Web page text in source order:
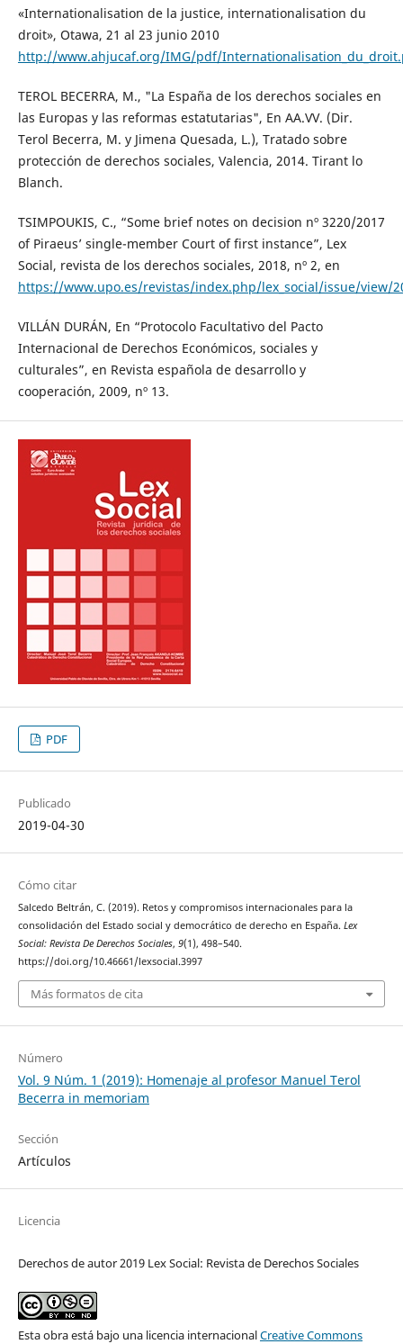
«Internationalisation de la justice, internationalisation du
droit», Otawa, 21 al 23 junio 2010
http://www.ahjucaf.org/IMG/pdf/
TEROL BECERRA, M., "La España de los derechos sociales en
las Europas y las reformas estatutarias", En AA.VV. (Dir.
Terol Becerra, M. y Jimena Quesada, L.), Tratado sobre
protección de derechos sociales, Valencia, 2014. Tirant lo
Blanch.
TSIMPOUKIS, C., “Some brief notes on decision nº 3220/2017
of Piraeus’ single-member Court of first instance”, Lex
Social, revista de los derechos sociales, 2018, nº 2, en
https://www.upo.es/revistas/index.php/lex_social/issue/view/
VILLÁN DURÁN, En “Protocolo Facultativo del Pacto
Internacional de Derechos Económicos, sociales y
culturales”, en Revista española de desarrollo y
cooperación, 2009, nº 13.
PDF
Publicado
2019-04-30
Cómo citar
Salcedo Beltrán, C. (2019). Retos y compromisos internacionales para la
consolidación del Estado social y democrático de derecho en España. Lex
Social: Revista De Derechos Sociales, 9(1), 498–540.
https://doi.org/10.46661/lexsocial.3997
Más formatos de cita
Número
Vol. 9 Núm. 1 (2019): Homenaje al profesor Manuel Terol
Becerra in memoriam
Sección
Artículos
Licencia
Derechos de autor 2019 Lex Social: Revista de Derechos Sociales
Esta obra está bajo una licencia internacionalCreative Commons